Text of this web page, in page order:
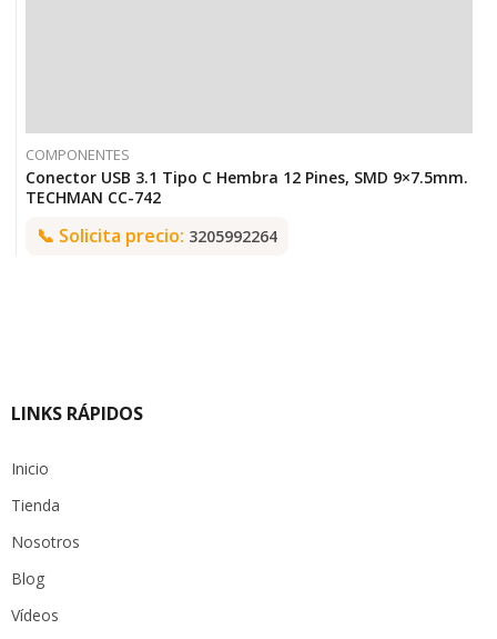
COMPONENTES
Conector USB 3.1 Tipo C Hembra 12 Pines, SMD 9×7.5mm.
TECHMAN CC-742
📞 Solicita precio: 3205992264
LINKS RÁPIDOS
Inicio
Tienda
Nosotros
Blog
Vídeos